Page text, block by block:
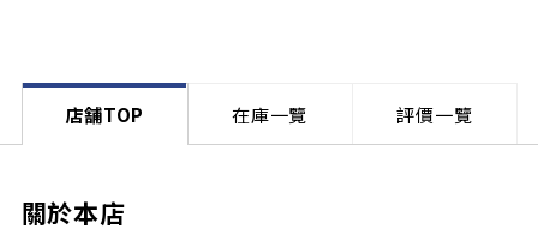
店舗TOP 在庫一覽 評價一覽
關於本店